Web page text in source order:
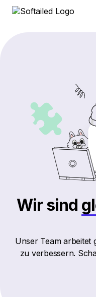
Wir sind
Unser Team arbeitet
zu verbessern.